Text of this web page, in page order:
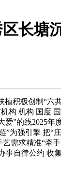
长塘
极创制“六
机构 国度
”的线2025
为强引擎
需求精准“
自律公约 收